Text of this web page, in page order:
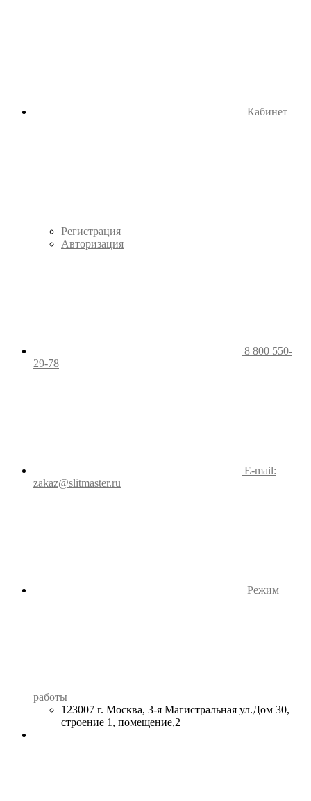
Кабинет
Регистрация
Авторизация
8 800 550-
29-78
E-mail:
zakaz@slitmaster.ru
Режим
работы
123007 г. Москва, 3-я Магистральная ул.Дом 30,
строение 1, помещение,2